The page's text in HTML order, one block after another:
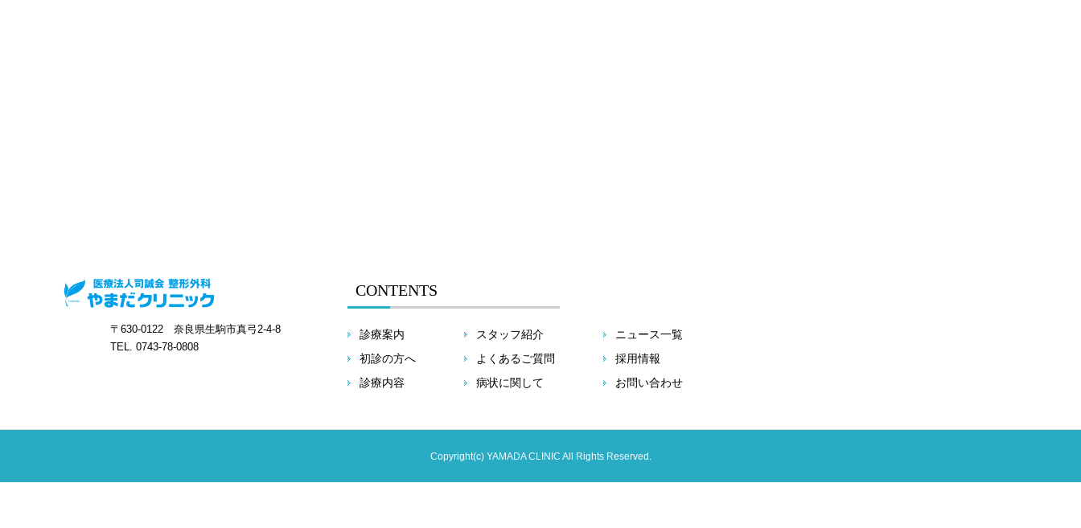
〒630-0122 奈良県生駒市真弓2-4-8
TEL. 0743-78-0808
CONTENTS
診療案内
初診の方へ
診療内容
スタッフ紹介
よくあるご質問
病状に関して
ニュース一覧
採用情報
お問い合わせ
Copyright(c) YAMADA CLINIC All Rights Reserved.